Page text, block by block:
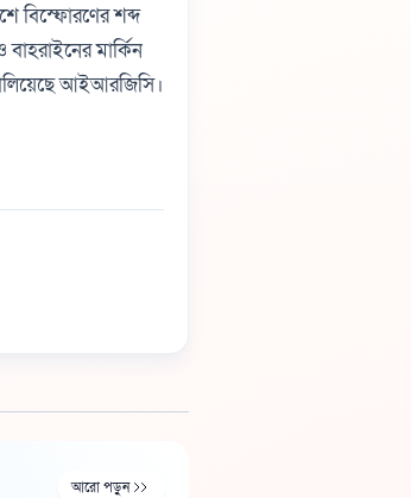
বিস্ফোরণের শব্দ
মার্কিন
আইআরজিসি।
আরো পড়ুন